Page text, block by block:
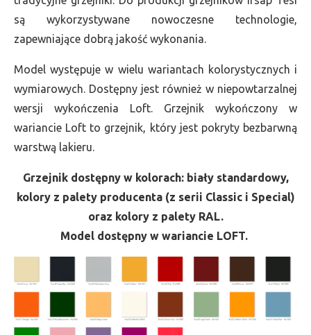
są wykorzystywane nowoczesne technologie,
zapewniające dobrą jakość wykonania.
Model występuje w wielu wariantach kolorystycznych i
wymiarowych. Dostępny jest również w niepowtarzalnej
wersji wykończenia Loft. Grzejnik wykończony w
wariancie Loft to grzejnik, który jest pokryty bezbarwną
warstwą lakieru.
Grzejnik dostępny w kolorach: biały standardowy,
kolory z palety producenta (z serii Classic i Special)
oraz kolory z palety RAL.
Model dostępny w wariancie LOFT.